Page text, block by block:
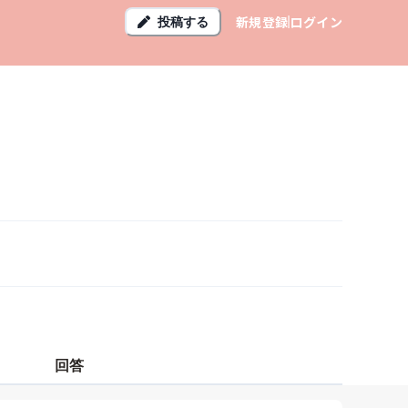
投稿する 新規登録ログイン
回答